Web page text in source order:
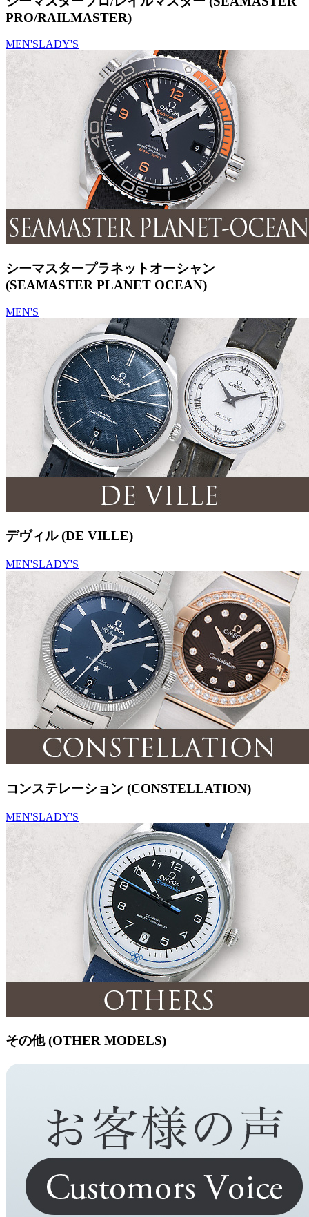
PRO/RAILMASTER)
MEN'SLADY'S
シーマスタープラネットオーシャン
(SEAMASTER PLANET OCEAN)
MEN'S
デヴィル (DE VILLE)
MEN'SLADY'S
コンステレーション (CONSTELLATION)
MEN'SLADY'S
その他 (OTHER MODELS)